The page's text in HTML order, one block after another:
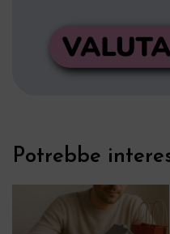
Potrebbe